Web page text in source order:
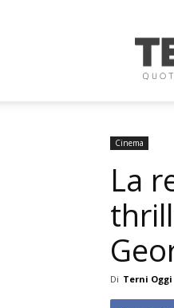
Oggi
Cinema
La
Di Terni Oggi